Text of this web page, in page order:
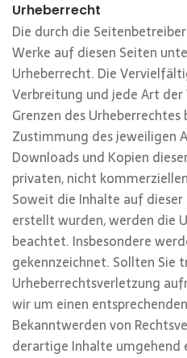
Urheberrecht
Die durch die
Werke auf diesen Seiten
Urheberrecht. Die
Verbreitung und jede Art
Grenzen des
Zustimmung des jeweiligen
Downloads und Kopien
privaten, nicht
Soweit die Inhalte auf
erstellt wurden, werden die
beachtet. Insbesondere
gekennzeichnet. Sollten Sie
Urheberrechtsverletzung
wir um einen
Bekanntwerden von
derartige Inhalte umgehend